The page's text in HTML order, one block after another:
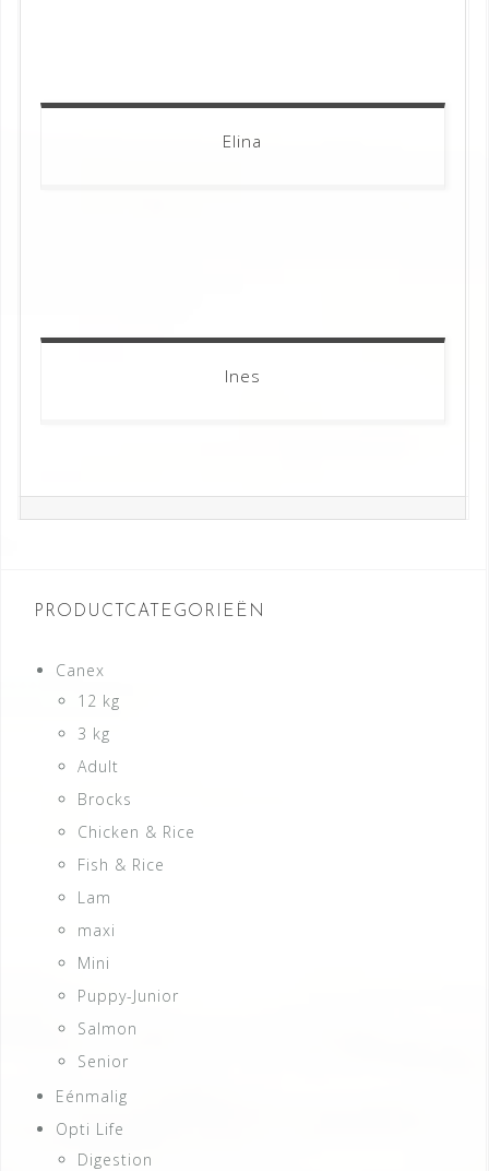
Elina
Ines
PRODUCTCATEGORIEËN
Canex
12 kg
3 kg
Adult
Brocks
Chicken & Rice
Fish & Rice
Lam
maxi
Mini
Puppy-Junior
Salmon
Senior
Eénmalig
Opti Life
Digestion